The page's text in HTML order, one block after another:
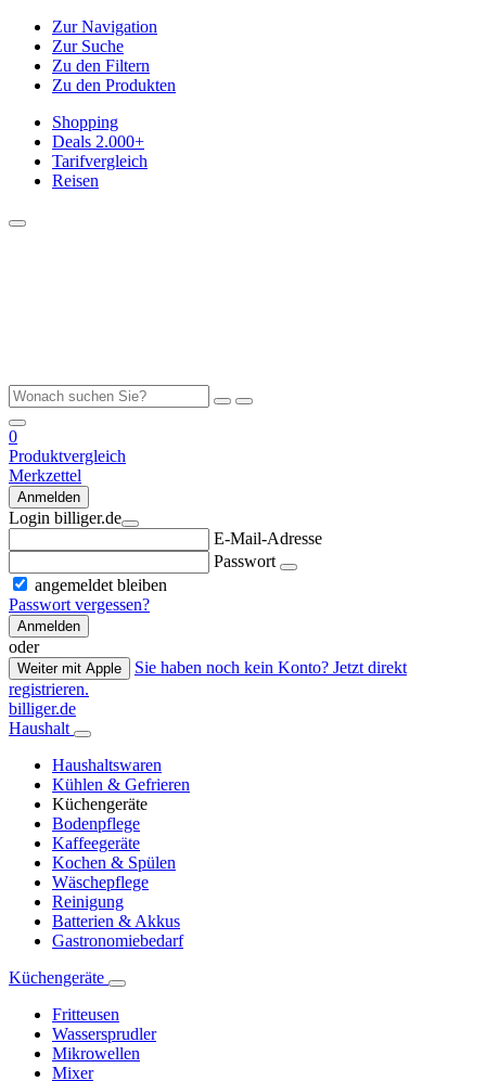
Zur Navigation
Zur Suche
Zu den Filtern
Zu den Produkten
Shopping
Deals 2.000+
Tarifvergleich
Reisen
0
Produktvergleich
Merkzettel
Anmelden
Login billiger.de
E-Mail-Adresse
Passwort
angemeldet bleiben
Passwort vergessen?
Anmelden
oder
Weiter mit Apple
Sie haben noch kein Konto? Jetzt direkt
registrieren.
billiger.de
Haushalt
Haushaltswaren
Kühlen & Gefrieren
Küchengeräte
Bodenpflege
Kaffeegeräte
Kochen & Spülen
Wäschepflege
Reinigung
Batterien & Akkus
Gastronomiebedarf
Küchengeräte
Fritteusen
Wassersprudler
Mikrowellen
Mixer